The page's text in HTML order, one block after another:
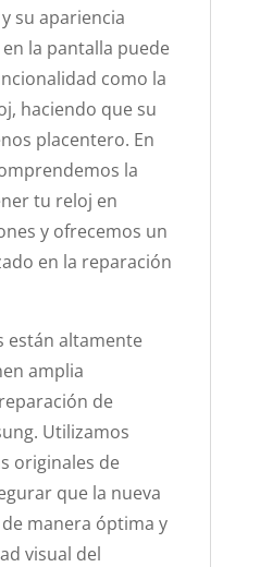
su apariencia
la pantalla puede
como la
haciendo que su
placentero. En
la
tu reloj en
y ofrecemos un
en la reparación
están altamente
amplia
de
Utilizamos
originales de
que la nueva
manera óptima y
visual del